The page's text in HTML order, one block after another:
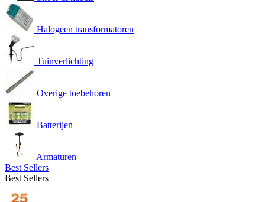
Halogeen transformatoren
Tuinverlichting
Overige toebehoren
Batterijen
Armaturen
Best Sellers
Best Sellers